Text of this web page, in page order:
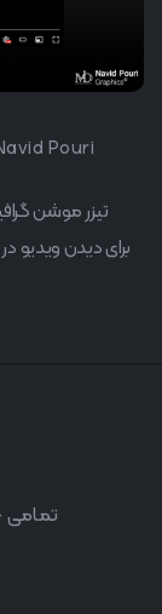
Pouri
تیزر موشن
برای دیدن ویدیو